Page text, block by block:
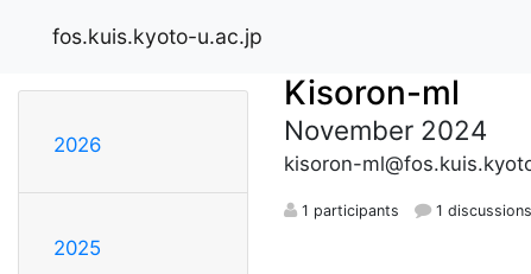
fos.kuis.kyoto-u.ac.jp
2026
2025
Kisoron-ml
November 2024
kisoron-
1 participants 1 discussions